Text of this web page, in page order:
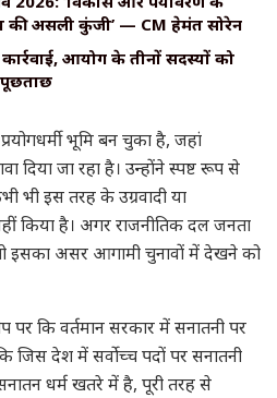
की असली कुंजी’ — CM हेमंत सोरेन
आयोग के तीनों सदस्यों को
भूमि बन चुका है, जहां
दिया जा रहा है। उन्होंने स्पष्ट रूप से
भी इस तरह के उग्रवादी या
किया है। अगर राजनीतिक दल जनता
इसका असर आगामी चुनावों में देखने को
पर कि वर्तमान सरकार में सनातनी पर
जिस देश में सर्वोच्च पदों पर सनातनी
धर्म खतरे में है, पूरी तरह से